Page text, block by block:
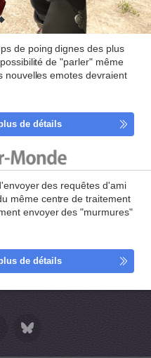
de poing dignes des plus
de "parler" même
nouvelles emotes devraient
de détails
des requêtes d'ami
même centre de traitement
envoyer des "murmures"
de détails